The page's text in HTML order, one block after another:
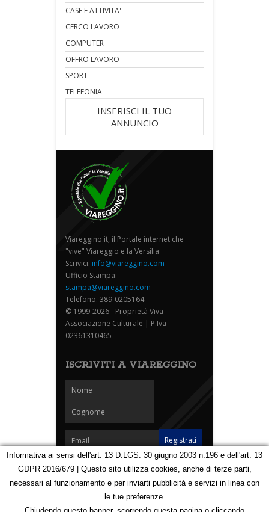
CASE E ATTIVITA'
CERCO LAVORO
COMPUTER
OFFRO LAVORO
SPORT
TELEFONIA
INSERISCI IL TUO
ANNUNCIO
Viareggino.it, il Portale internet che
"vive" Viareggio e la Versilia
Scrivici: info@viareggino.com
Ufficio Stampa:
stampa@viareggino.com
Telefono: 389-0205164
© 1999-2026 - Proprietà Viva
Associazione Culturale | P.Iva
02361310465
ISCRIVITI A VIAREGGINO
Homepage Notizie Speciali Eventi Foto Carnevale
Partners
Contatti
Mappa
Informativa ai sensi dell'art. 13 D.LGS. 30 giugno 2003 n.196 e dell'art. 13
GDPR 2016/679 | Questo sito utilizza cookies, anche di terze parti,
necessari al funzionamento e per inviarti pubblicità e servizi in linea con
le tue preferenze.